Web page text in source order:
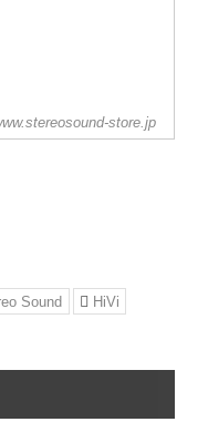
store.jp
Sound
HiVi